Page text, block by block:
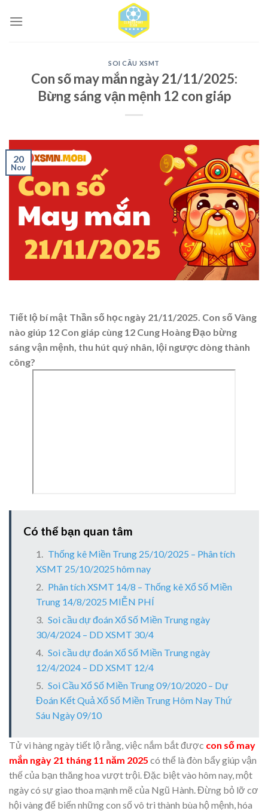
SOI CẦU XSMT
Con số may mắn ngày 21/11/2025:
Bừng sáng vận mệnh 12 con giáp
20
Nov
Tiết lộ bí mật Thần số học ngày 21/11/2025. Con số Vàng
nào giúp 12 Con giáp cùng 12 Cung Hoàng Đạo bừng
sáng vận mệnh, thu hút quý nhân, lội ngược dòng thành
công?
Có thể bạn quan tâm
Thống kê Miền Trung 25/10/2025 – Phân tích
XSMT 25/10/2025 hôm nay
Phân tích XSMT 14/8 – Thống kê Xổ Số Miền
Trung 14/8/2025 MIỄN PHÍ
Soi cầu dự đoán Xổ Số Miền Trung ngày
30/4/2024 – DD XSMT 30/4
Soi cầu dự đoán Xổ Số Miền Trung ngày
12/4/2024 – DD XSMT 12/4
Soi Cầu Xổ Số Miền Trung 09/10/2020 – Dự
Đoán Kết Quả Xổ Số Miền Trung Hôm Nay Thứ
Sáu Ngày 09/10
Tử vi hàng ngày tiết lộ rằng, việc nắm bắt được con số may
mắn ngày 21 tháng 11 năm 2025 có thể là đòn bẩy giúp vận
thế của bạn thăng hoa vượt trội. Đặc biệt vào hôm nay, một
ngày có sự giao thoa mạnh mẽ của Ngũ Hành. Đừng bỏ lỡ cơ
hội vàng để biến những con số vô tri thành bùa hộ mệnh, hóa